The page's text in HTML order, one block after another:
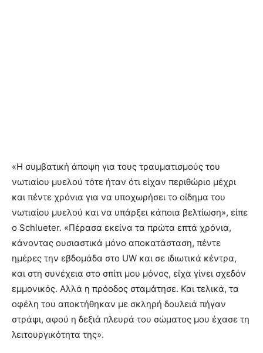
«Η συμβατική άποψη για τους τραυματισμούς του
νωτιαίου μυελού τότε ήταν ότι είχαν περιθώριο μέχρι
και πέντε χρόνια για να υποχωρήσει το οίδημα του
νωτιαίου μυελού και να υπάρξει κάποια βελτίωση», είπε
ο Schlueter. «Πέρασα εκείνα τα πρώτα επτά χρόνια,
κάνοντας ουσιαστικά μόνο αποκατάσταση, πέντε
ημέρες την εβδομάδα στο UW και σε ιδιωτικά κέντρα,
και στη συνέχεια στο σπίτι μου μόνος, είχα γίνει σχεδόν
εμμονικός. Αλλά η πρόοδος σταμάτησε. Και τελικά, τα
οφέλη του αποκτήθηκαν με σκληρή δουλειά πήγαν
στράφι, αφού η δεξιά πλευρά του σώματος μου έχασε τη
λειτουργικότητα της».